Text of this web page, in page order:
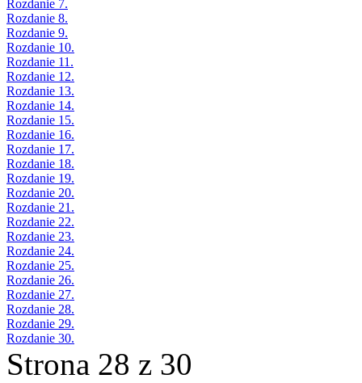
Rozdanie 7.
Rozdanie 8.
Rozdanie 9.
Rozdanie 10.
Rozdanie 11.
Rozdanie 12.
Rozdanie 13.
Rozdanie 14.
Rozdanie 15.
Rozdanie 16.
Rozdanie 17.
Rozdanie 18.
Rozdanie 19.
Rozdanie 20.
Rozdanie 21.
Rozdanie 22.
Rozdanie 23.
Rozdanie 24.
Rozdanie 25.
Rozdanie 26.
Rozdanie 27.
Rozdanie 28.
Rozdanie 29.
Rozdanie 30.
Strona 28 z 30